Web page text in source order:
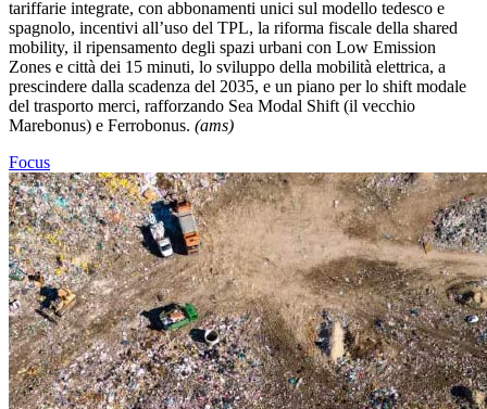
tariffarie integrate, con abbonamenti unici sul modello tedesco e
spagnolo, incentivi all’uso del TPL, la riforma fiscale della shared
mobility, il ripensamento degli spazi urbani con Low Emission
Zones e città dei 15 minuti, lo sviluppo della mobilità elettrica, a
prescindere dalla scadenza del 2035, e un piano per lo shift modale
del trasporto merci, rafforzando Sea Modal Shift (il vecchio
Marebonus) e Ferrobonus. (ams)
Focus